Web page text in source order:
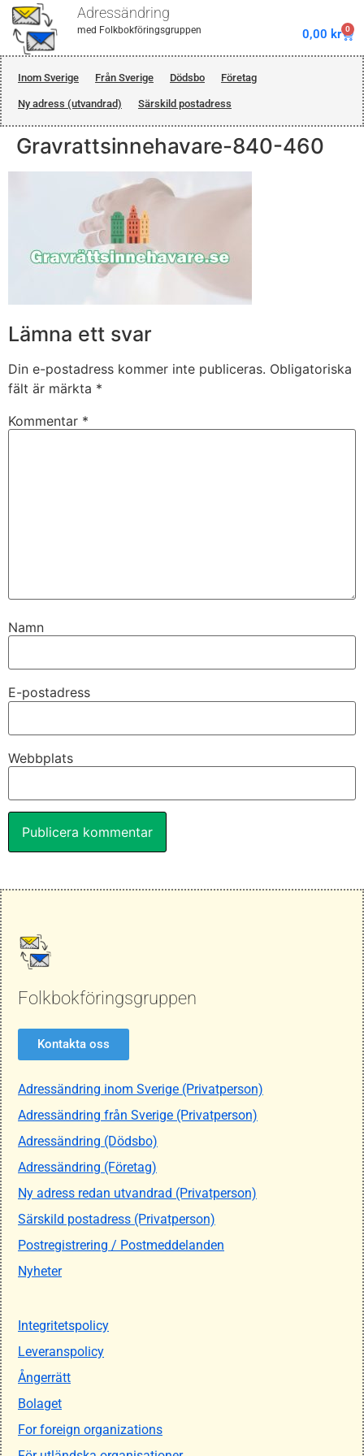
Adressändring
med Folkbokföringsgruppen 0,00 kr 0
Inom Sverige Från Sverige Dödsbo Företag
Ny adress (utvandrad) Särskild postadress
Gravrattsinnehavare-840-460
Lämna ett svar
Din e-postadress kommer inte publiceras. Obligatoriska
fält är märkta *
Kommentar *
Namn
E-postadress
Webbplats
Folkbokföringsgruppen
Kontakta oss
Adressändring inom Sverige (Privatperson)
Adressändring från Sverige (Privatperson)
Adressändring (Dödsbo)
Adressändring (Företag)
Ny adress redan utvandrad (Privatperson)
Särskild postadress (Privatperson)
Postregistrering / Postmeddelanden
Nyheter
Integritetspolicy
Leveranspolicy
Ångerrätt
Bolaget
For foreign organizations